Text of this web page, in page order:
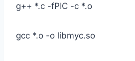
g++ *.c -fPIC -c *.o
gcc *.o -o libmyc.so